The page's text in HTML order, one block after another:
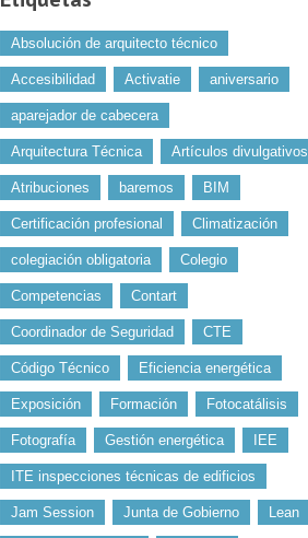
Absolución de arquitecto técnico
Accesibilidad Activatie aniversario
aparejador de cabecera
Arquitectura Técnica Artículos divulgativos
Atribuciones baremos BIM
Certificación profesional Climatización
colegiación obligatoria Colegio
Competencias Contart
Coordinador de Seguridad CTE
Código Técnico Eficiencia energética
Exposición Formación Fotocatálisis
Fotografía Gestión energética IEE
ITE inspecciones técnicas de edificios
Jam Session Junta de Gobierno Lean